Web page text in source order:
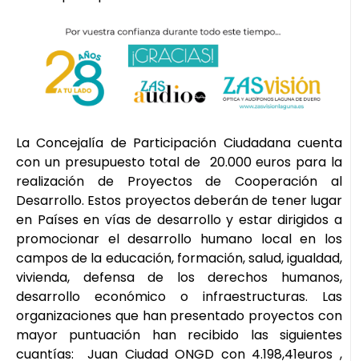
La Concejalía de Participación Ciudadana cuenta
con un presupuesto total de 20.000 euros para la
realización de Proyectos de Cooperación al
Desarrollo. Estos proyectos deberán de tener lugar
en Países en vías de desarrollo y estar dirigidos a
promocionar el desarrollo humano local en los
campos de la educación, formación, salud, igualdad,
vivienda, defensa de los derechos humanos,
desarrollo económico o infraestructuras. Las
organizaciones que han presentado proyectos con
mayor puntuación han recibido las siguientes
cuantías: Juan Ciudad ONGD con 4.198,41euros ,